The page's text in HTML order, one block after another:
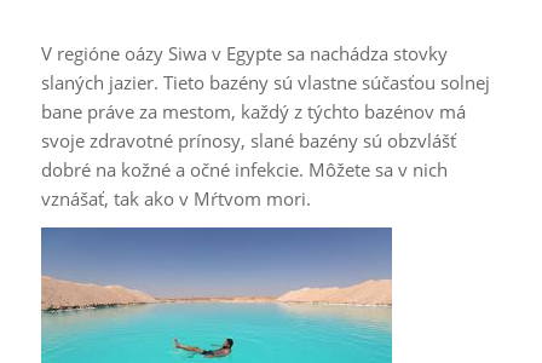
V regióne oázy Siwa v Egypte sa nachádza stovky
slaných jazier. Tieto bazény sú vlastne súčasťou solnej
bane práve za mestom, každý z týchto bazénov má
svoje zdravotné prínosy, slané bazény sú obzvlášť
dobré na kožné a očné infekcie. Môžete sa v nich
vznášať, tak ako v Mŕtvom mori.